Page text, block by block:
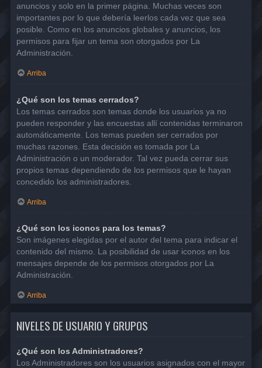
anuncios y solo en la primer página. Muchas veces son
importantes por lo que debería leerlos cada vez que sea
posible. Como en los anuncios globales y anuncios, los
permisos para fijar un tema son otorgados por La
Administración.
Arriba
¿Qué son los temas cerrados?
Los temas cerrados son temas donde los usuarios ya no
pueden responder y las encuestas allí contenidas terminaron
automáticamente. Los temas pueden ser cerrados por
muchas razones. Esta decisión es tomada por La
Administración o un moderador. Tal vez pueda cerrar sus
propios temas dependiendo de los permisos que le hayan
concedido los administradores.
Arriba
¿Qué son los iconos para los temas?
Son imágenes elegidas por el autor del tema para indicar el
contenido del mismo. La posibilidad de usar iconos en los
mensajes depende de los permisos otorgados por La
Administración.
Arriba
NIVELES DE USUARIO Y GRUPOS
¿Qué son los Administradores?
Los Administradores son los usuarios asignados con el mayor